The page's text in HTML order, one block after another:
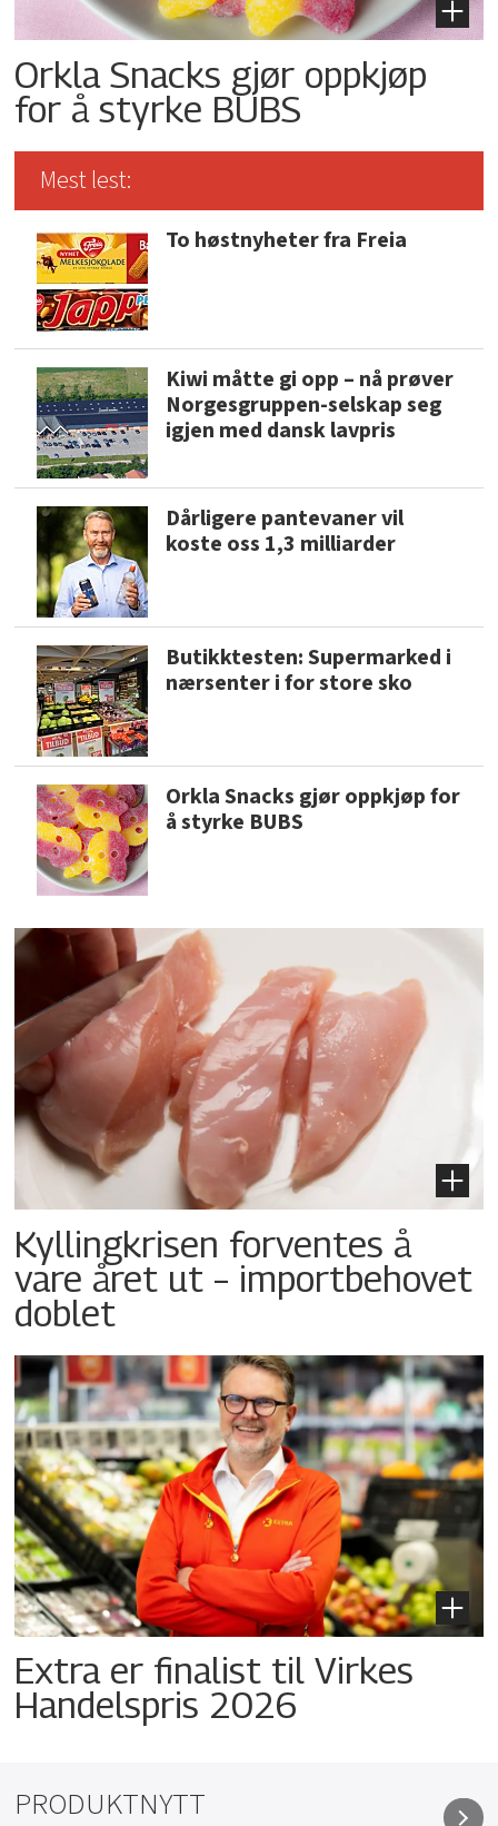
Orkla Snacks gjør oppkjøp
for å styrke BUBS
Mest lest:
To høstnyheter fra Freia
Kiwi måtte gi opp – nå prøver
Norgesgruppen-selskap seg
igjen med dansk lavpris
Dårligere pantevaner vil
koste oss 1,3 milliarder
Butikktesten: Supermarked i
nærsenter i for store sko
Orkla Snacks gjør oppkjøp for
å styrke BUBS
Kyllingkrisen forventes å
vare året ut – importbehovet
doblet
Extra er finalist til Virkes
Handelspris 2026
PRODUKTNYTT